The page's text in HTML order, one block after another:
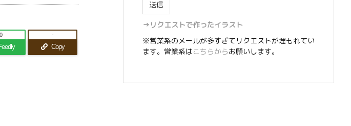
0
Copy
-
→リクエストで作ったイラスト
※営業系のメールが多すぎてリクエストが埋もれてい
ます。営業系はこちらからお願いします。